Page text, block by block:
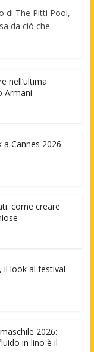
di The Pitti Pool,
da ciò che
nell’ultima
Armani
a Cannes 2026
come creare
il look al festival
2026:
in lino è il